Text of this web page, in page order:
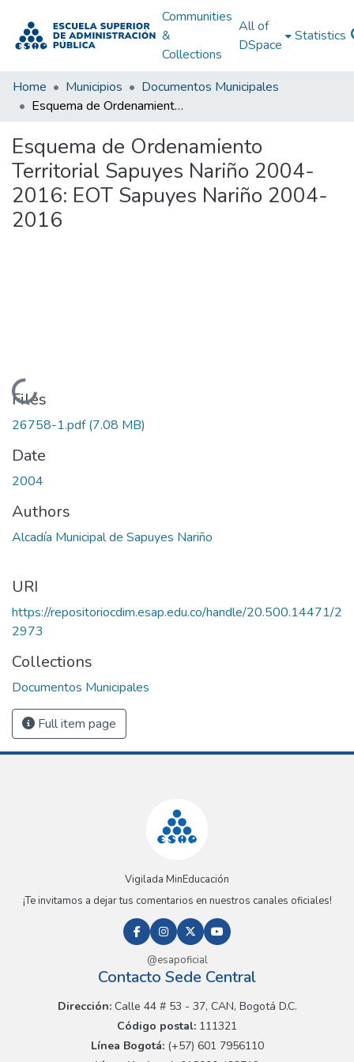
Communities
&
Collections
All of
DSpace
Statistics
Home Municipios
Documentos Municipales
Esquema de Ordenamiento Territorial Sapuyes Nariño 2004-2016: EOT Sapuyes Nariño 2004-2016
Esquema de Ordenamiento
Territorial Sapuyes Nariño 2004-
2016: EOT Sapuyes Nariño 2004-
2016
Loading...
Files
26758-1.pdf(7.08 MB)
Date
2004
Authors
Alcadía Municipal de Sapuyes Nariño
URI
https://repositoriocdim.esap.edu.co/handle/20.500.14471/2
2973
Collections
Documentos Municipales
Full item page
Vigilada MinEducación
¡Te invitamos a dejar tus comentarios en nuestros canales oficiales!
@esapoficial
Contacto Sede Central
Dirección:Calle 44 # 53 - 37, CAN, Bogotá D.C.
Código postal: 111321
Línea Bogotá:(+57) 601 7956110